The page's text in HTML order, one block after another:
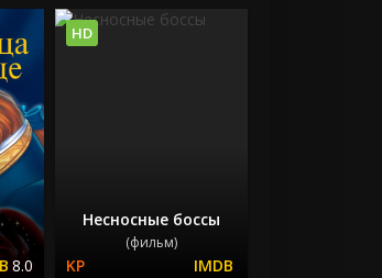
8.0
Несносные боссы
(фильм)
HD